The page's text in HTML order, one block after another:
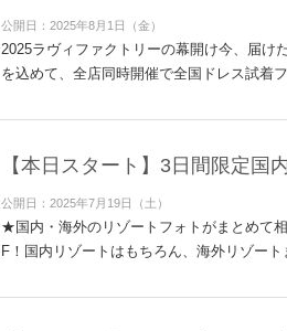
公開日：2025年8月1日（金）
2025ラヴィファクトリーの幕開け今、届け
を込めて、全店同時開催で全国ドレス試着
【本日スタート】3日間限定国
公開日：2025年7月19日（土）
★国内・海外のリゾートフォトがまとめて
F！国内リゾートはもちろん、海外リゾー